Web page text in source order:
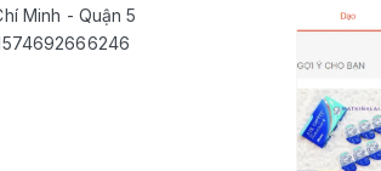
Minh - Quận 5